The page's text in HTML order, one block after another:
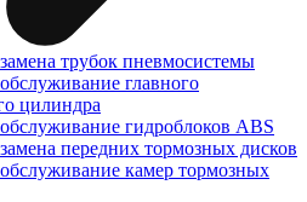
трубок пневмосистемы
главного
цилиндра
гидроблоков ABS
передних тормозных дисков
камер тормозных